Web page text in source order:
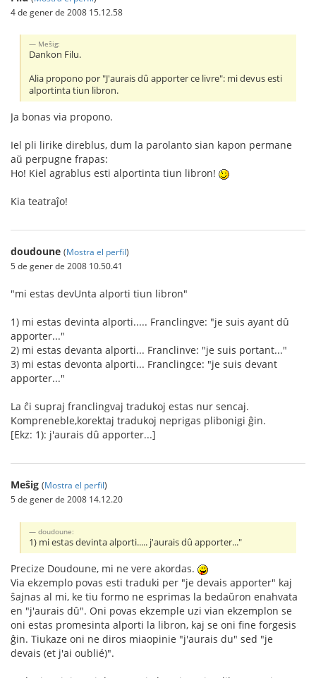
4 de gener de 2008 15.12.58
Meŝig:
Dankon Filu.
Alia propono por "J'aurais dû apporter ce livre": mi devus esti
alportinta tiun libron.
Ja bonas via propono.
Iel pli lirike direblus, dum la parolanto sian kapon permane
aŭ perpugne frapas:
Ho! Kiel agrablus esti alportinta tiun libron!
Kia teatraĵo!
doudoune (Mostra el perfil)
5 de gener de 2008 10.50.41
"mi estas devUnta alporti tiun libron"
1) mi estas devinta alporti..... Franclingve: "je suis ayant dû
apporter..."
2) mi estas devanta alporti... Franclinve: "je suis portant..."
3) mi estas devonta alporti... Franclingce: "je suis devant
apporter..."
La ĉi supraj franclingvaj tradukoj estas nur sencaj.
Kompreneble,korektaj tradukoj neprigas plibonigi ĝin.
[Ekz: 1): j'aurais dû apporter...]
Meŝig (Mostra el perfil)
5 de gener de 2008 14.12.20
doudoune:
1) mi estas devinta alporti..... j'aurais dû apporter..."
Precize Doudoune, mi ne vere akordas.
Via ekzemplo povas esti traduki per "je devais apporter" kaj
ŝajnas al mi, ke tiu formo ne esprimas la bedaŭron enahvata
en "j'aurais dû". Oni povas ekzemple uzi vian ekzemplon se
oni estas promesinta alporti la libron, kaj se oni fine forgesis
ĝin. Tiukaze oni ne diros miaopinie "j'aurais du" sed "je
devais (et j'ai oublié)".